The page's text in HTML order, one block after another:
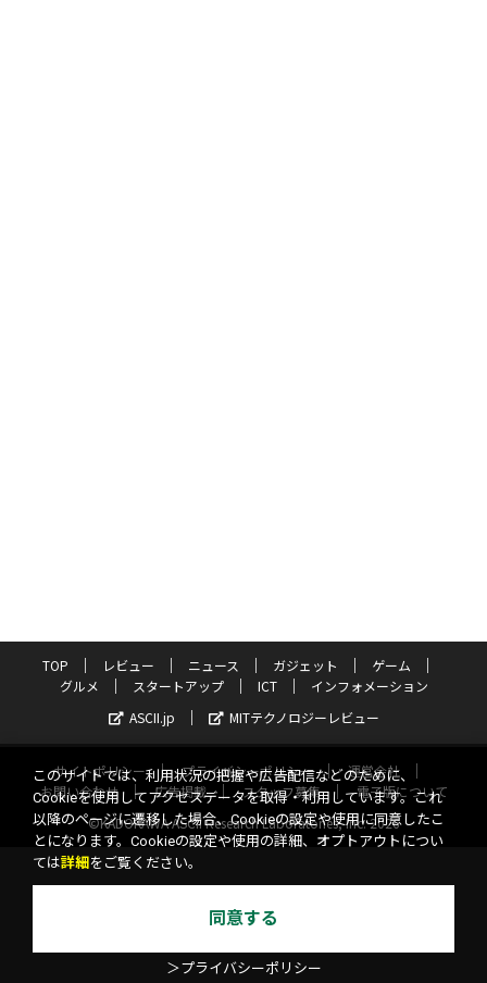
TOP レビュー ニュース ガジェット
ゲーム
グルメ
スタートアップ ICT
インフォメーション
ASCII.jp
MITテクノロジーレビュー
サイトポリシー プライバシーポリシー
運営会社
お問い合わせ
広告掲載 スタッフ募集
電子版について
©KADOKAWA ASCII Research Laboratories, Inc. 2026
このサイトでは、利用状況の把握や広告配信などのために、
Cookieを使用してアクセスデータを取得・利用しています。これ
以降のページに遷移した場合、Cookieの設定や使用に同意したこ
とになります。Cookieの設定や使用の詳細、オプトアウトについ
ては詳細 をご覧ください。
同意する
＞プライバシーポリシー